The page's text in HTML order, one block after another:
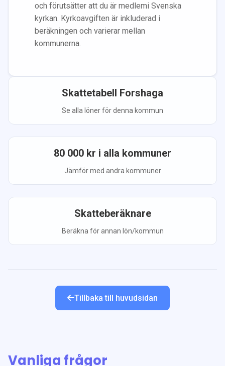
och förutsätter att du är medlemi Svenska
kyrkan. Kyrkoavgiften är inkluderad i
beräkningen och varierar mellan
kommunerna.
Skattetabell Forshaga
Se alla löner för denna kommun
80 000 kr i alla kommuner
Jämför med andra kommuner
Skatteberäknare
Beräkna för annan lön/kommun
Tillbaka till huvudsidan
Vanliga frågor